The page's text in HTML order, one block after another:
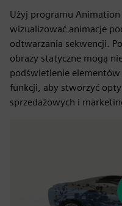
Użyj programu Animation
wizualizować animacje
odtwarzania sekwencji.
obrazy statyczne mogą
podświetlenie elementów
funkcji, aby stworzyć
sprzedażowych i